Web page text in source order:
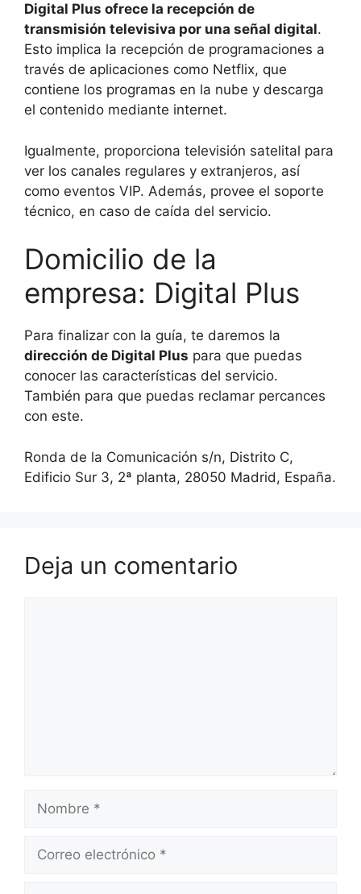
Digital Plus ofrece la recepción de
transmisión televisiva por una señal digital.
Esto implica la recepción de programaciones a
través de aplicaciones como Netflix, que
contiene los programas en la nube y descarga
el contenido mediante internet.
Igualmente, proporciona televisión satelital para
ver los canales regulares y extranjeros, así
como eventos VIP. Además, provee el soporte
técnico, en caso de caída del servicio.
Domicilio de la
empresa: Digital Plus
Para finalizar con la guía, te daremos la
dirección de Digital Plus para que puedas
conocer las características del servicio.
También para que puedas reclamar percances
con este.
Ronda de la Comunicación s/n, Distrito C,
Edificio Sur 3, 2ª planta, 28050 Madrid, España.
Deja un comentario
electrónico